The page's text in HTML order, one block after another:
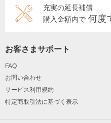
充実の延長補償
購入金額内で 何度
お客さまサポート
FAQ
お問い合わせ
サービス利用規約
特定商取引法に基づく表示